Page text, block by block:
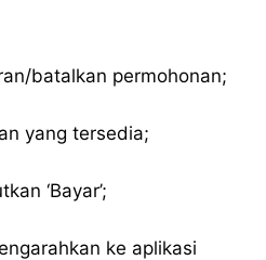
batalkan permohonan;
yang tersedia;
‘Bayar’;
ke aplikasi